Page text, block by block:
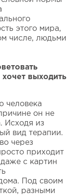
этого мира,
числе, людьми
выходить
человека
он не
Исходя из
вид терапии.
через
приходит
с картин
Под своим
разными